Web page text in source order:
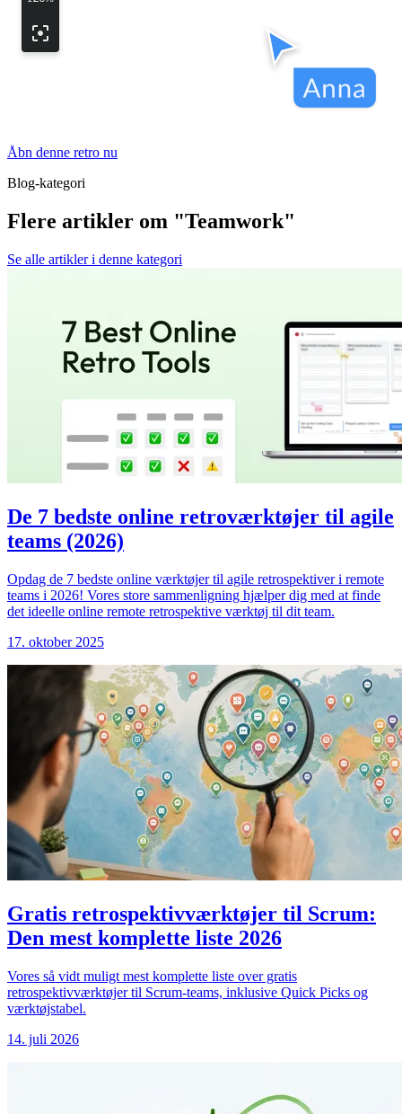
Åbn denne retro nu
Blog-kategori
Flere artikler om "Teamwork"
Se alle artikler i denne kategori
De 7 bedste online retroværktøjer til agile
teams (2026)
Opdag de 7 bedste online værktøjer til agile retrospektiver i remote
teams i 2026! Vores store sammenligning hjælper dig med at finde
det ideelle online remote retrospektive værktøj til dit team.
17. oktober 2025
Gratis retrospektivværktøjer til Scrum:
Den mest komplette liste 2026
Vores så vidt muligt mest komplette liste over gratis
retrospektivværktøjer til Scrum-teams, inklusive Quick Picks og
værktøjstabel.
14. juli 2026